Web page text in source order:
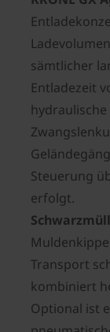
sämtlicher
Entladezeit
Steuerung
erfolgt.
Transport
kombiniert
Optional ist